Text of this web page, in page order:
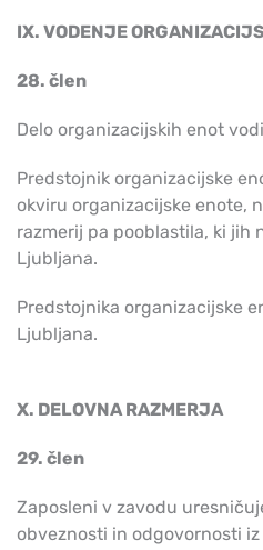
IX. VODENJE
28. člen
Delo organizacijskih enot
Predstojnik organizacijske
okviru organizacijske enote,
razmerij pa pooblastila, ki jih
Ljubljana.
Predstojnika organizacijske
Ljubljana.
X. DELOVNA RAZMERJA
29. člen
Zaposleni v zavodu
obveznosti in odgovornosti